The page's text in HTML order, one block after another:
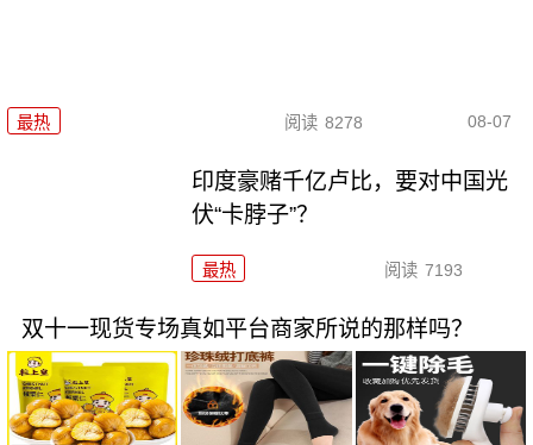
最热 阅读 8278 08-07
印度豪赌千亿卢比，要对中国光
伏“卡脖子”？
最热 阅读 7193
双十一现货专场真如平台商家所说的那样吗？